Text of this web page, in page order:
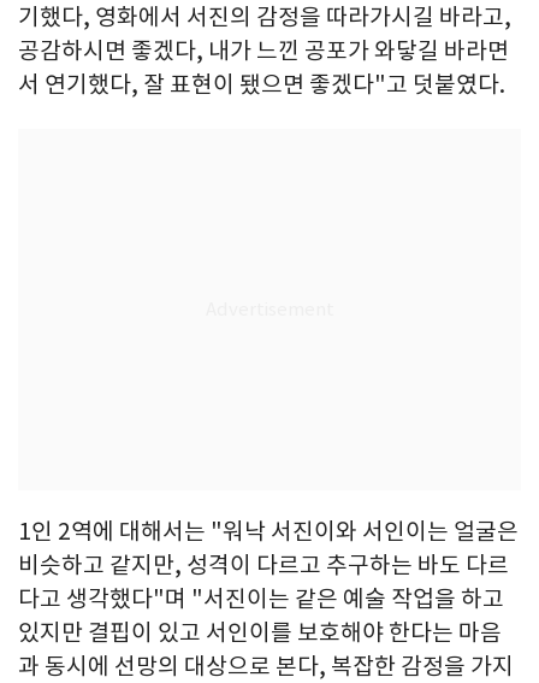
기했다, 영화에서 서진의 감정을 따라가시길 바라고,
공감하시면 좋겠다, 내가 느낀 공포가 와닿길 바라면
서 연기했다, 잘 표현이 됐으면 좋겠다"고 덧붙였다.
1인 2역에 대해서는 "워낙 서진이와 서인이는 얼굴은
비슷하고 같지만, 성격이 다르고 추구하는 바도 다르
다고 생각했다"며 "서진이는 같은 예술 작업을 하고
있지만 결핍이 있고 서인이를 보호해야 한다는 마음
과 동시에 선망의 대상으로 본다, 복잡한 감정을 가지